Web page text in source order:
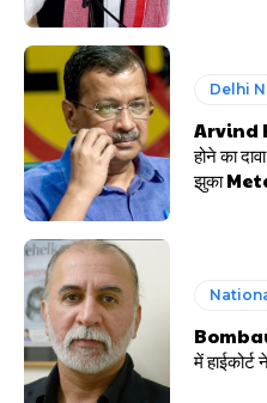
Delhi
Arvind
होने का
झुका
में